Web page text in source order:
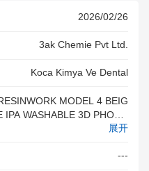
2026/02/26
3ak Chemie Pvt Ltd.
Koca Kimya Ve Dental
MODEL 4 BEIG
IPA WASHABLE 3D PHOTO
POLYMER RESIN 4 X 1 KG
展开
---